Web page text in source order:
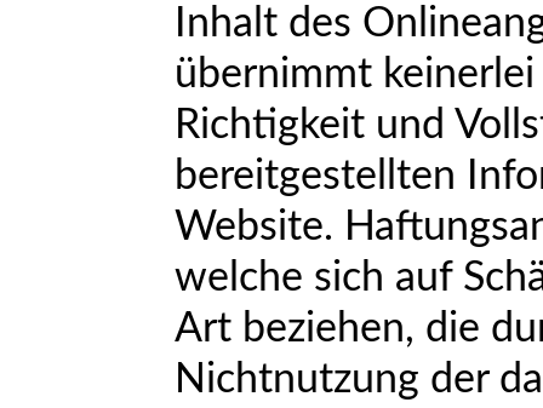
Inhalt des
übernimmt
Richtigkeit und
bereitgestellten
Website.
welche sich auf
Art beziehen, die
Nichtnutzung der